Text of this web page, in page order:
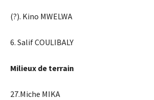
(?). Kino MWELWA
6. Salif COULIBALY
Milieux de terrain
27.Miche MIKA